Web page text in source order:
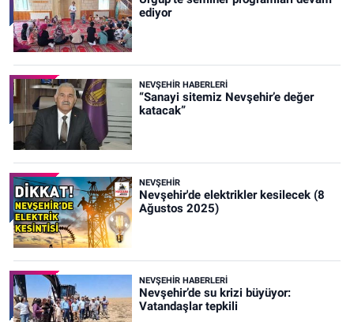
ediyor
NEVŞEHIR HABERLERI
“Sanayi sitemiz Nevşehir’e değer
katacak”
NEVŞEHIR
Nevşehir'de elektrikler kesilecek (8
Ağustos 2025)
NEVŞEHIR HABERLERI
Nevşehir’de su krizi büyüyor:
Vatandaşlar tepkili